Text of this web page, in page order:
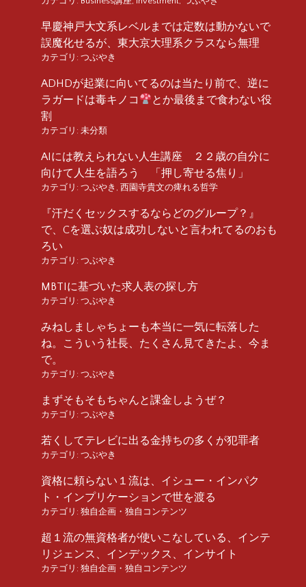
早慶神戸大文系レベルまでは定数は動かないで
誤魔化せるが、東大京大理系クラスなら無理
カテゴリ: つぶやき
ADHDが起業に向いてるのは当たり前で、逆に
ラガードは毒キノコ
とか最後まで食わない役
割
カテゴリ: 未分類
AIには教えられない人生講座 ２２歳の自分に
向けて人生を語ろう 「押し寄せる焦り」
カテゴリ: つぶやき 西園寺貴文の痺れる哲学
『汗だくセックスするならどのグループ？』
で、Cを選ぶ奴は成功しないと言われてるのおも
ろい
カテゴリ: つぶやき
MBTIに基づいた求人表の探し方
カテゴリ: つぶやき
みねしましゃちょーも本当に一気に転落した
ね。こういう社長、たくさん見てきたよ、今ま
で。
カテゴリ: つぶやき
まずそもそもちゃんと課金しようぜ？
カテゴリ: つぶやき
若くしてテレビに出る金持ちの多くが犯罪者
カテゴリ: つぶやき
資格に頼らない１流は、イシュー・インパク
ト・インプリケーションで世を渡る
カテゴリ: 独自企画・独自コンテンツ
超１流の無資格者が使いこなしている、インテ
リジェンス、インデックス、インサイト
カテゴリ: 独自企画・独自コンテンツ